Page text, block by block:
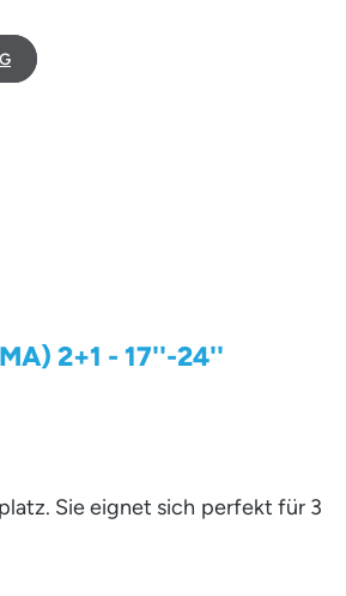
2+1 - 17''-24''
Sie eignet sich perfekt für 3